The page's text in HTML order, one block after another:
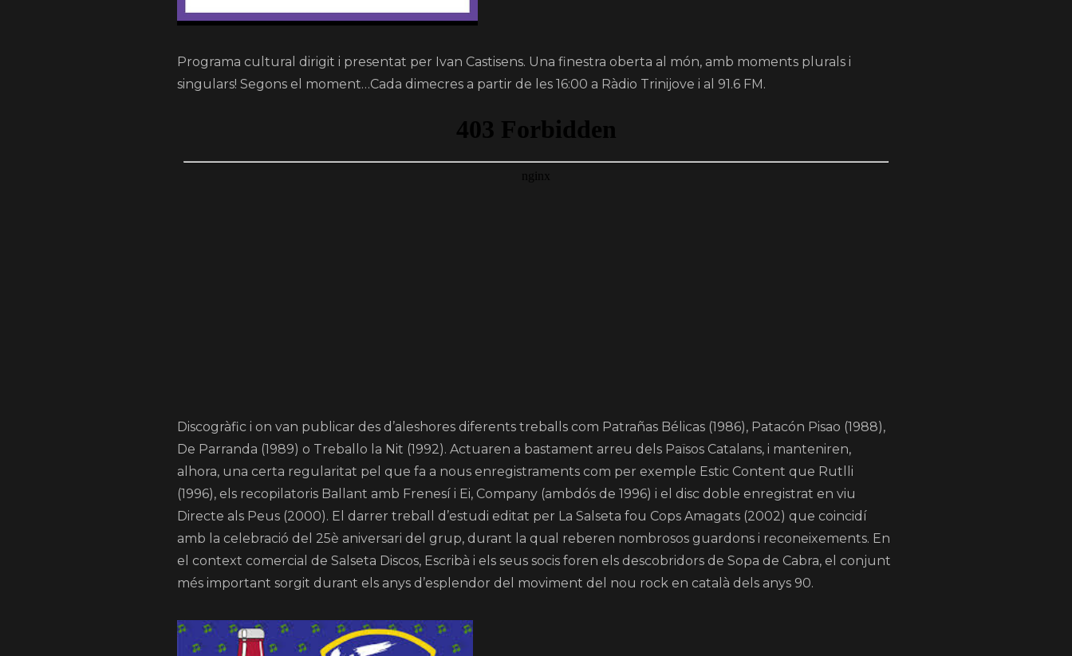
Programa cultural dirigit i presentat per Ivan Castisens. Una finestra oberta al món, amb moments plurals i
singulars! Segons el moment…Cada dimecres a partir de les 16:00 a Ràdio Trinijove i al 91.6 FM.
Discogràfic i on van publicar des d’aleshores diferents treballs com Patrañas Bélicas (1986), Patacón Pisao (1988),
De Parranda (1989) o Treballo la Nit (1992). Actuaren a bastament arreu dels Països Catalans, i manteniren,
alhora, una certa regularitat pel que fa a nous enregistraments com per exemple Estic Content que Rutlli
(1996), els recopilatoris Ballant amb Frenesí i Ei, Company (ambdós de 1996) i el disc doble enregistrat en viu
Directe als Peus (2000). El darrer treball d’estudi editat per La Salseta fou Cops Amagats (2002) que coincidí
amb la celebració del 25è aniversari del grup, durant la qual reberen nombrosos guardons i reconeixements. En
el context comercial de Salseta Discos, Escribà i els seus socis foren els descobridors de Sopa de Cabra, el conjunt
més important sorgit durant els anys d’esplendor del moviment del nou rock en català dels anys 90.